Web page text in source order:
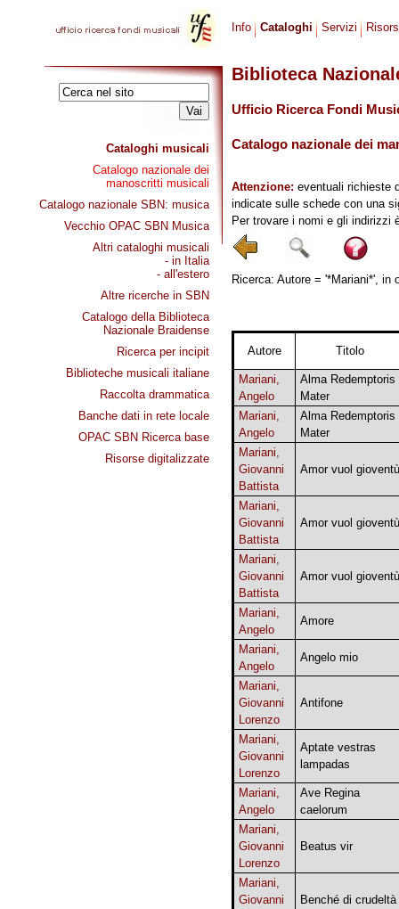
Cataloghi musicali
Catalogo nazionale dei
manoscritti musicali
Catalogo nazionale SBN: musica
Vecchio OPAC SBN Musica
Altri cataloghi musicali
- in Italia
- all'estero
Altre ricerche in SBN
Catalogo della Biblioteca
Nazionale Braidense
Ricerca per incipit
Biblioteche musicali italiane
Raccolta drammatica
Banche dati in rete locale
OPAC SBN Ricerca base
Risorse digitalizzate
Info Cataloghi Servizi
Biblioteca
Ufficio Ricerca Fondi
Catalogo nazionale dei
Attenzione: eventuali richieste
indicate sulle schede con una
Per trovare i nomi e gli indirizzi
Ricerca: Autore = '*Mariani*', in
Autore Titolo
Mariani,
Angelo
Alma Redemptoris
Mater
Mariani,
Angelo
Alma Redemptoris
Mater
Mariani,
Giovanni
Battista
Amor vuol gioventù
Mariani,
Giovanni
Battista
Amor vuol gioventù
Mariani,
Giovanni
Battista
Amor vuol gioventù
Mariani,
Angelo
Amore
Mariani,
Angelo
Angelo mio
Mariani,
Giovanni
Lorenzo
Antifone
Mariani,
Giovanni
Lorenzo
Aptate vestras
lampadas
Mariani,
Angelo
Ave Regina
caelorum
Mariani,
Giovanni
Lorenzo
Beatus vir
Mariani,
Giovanni
Benché di crudeltà